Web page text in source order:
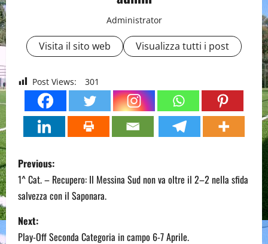
Administrator
Visita il sito web Visualizza tutti i post
Post Views: 301
P
o
s
t
Previous:
1^ Cat. – Recupero: Il Messina Sud non va oltre il 2–2 nella sfida
salvezza con il Saponara.
Next:
Play-Off Seconda Categoria in campo 6-7 Aprile.